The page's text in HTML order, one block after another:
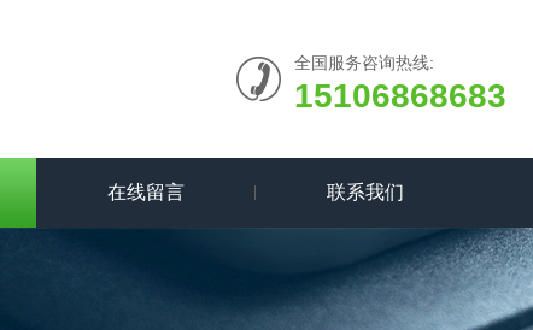
全国服务咨询热线:
15106868683
在线留言 联系我们